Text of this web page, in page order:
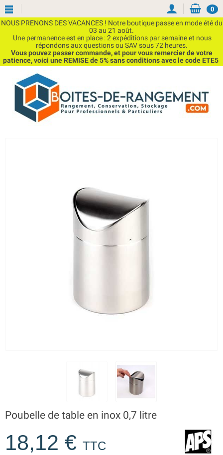
NOUS PRENONS DES VACANCES ! Notre boutique passe en mode été du
03 au 21 août.
Une permanence est en place : 2 expéditions par semaine et nous
répondons aux questions ou SAV sous 72 heures.
Vous pouvez passer commande, et pour vous remercier de votre
patience, voici une REMISE de 5% sans conditions avec le code ETE5
0
Poubelle de table en inox 0,7 litre
18,12 € TTC